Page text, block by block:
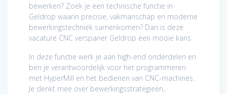
bewerken? Zoek je een technische functie in
Geldrop waarin precisie, vakmanschap en moderne
bewerkingstechniek samenkomen? Dan is deze
vacature CNC verspaner Geldrop een mooie kans.
In deze functie werk je aan high-end onderdelen en
ben je verantwoordelijk voor het programmeren
met HyperMill en het bedienen van CNC-machines.
Je denkt mee over bewerkingsstrategieën,